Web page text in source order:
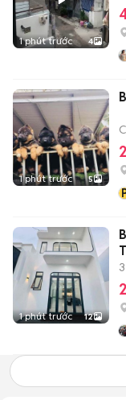
1 phút trước 4
1 phút trước 5
1 phút trước 12